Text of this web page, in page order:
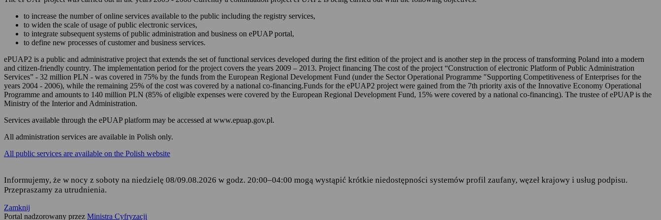
zarządzania Twoim kontem na ePUAP-ie,
korzystania z usług online udostępnionych na ePUAP-ie i w serwisie mObywatel.gov.pl,
składania podań i wniosków za pomocą formularzy elektronicznych udostępnionych na ePUAP-ie,
odbierania korespondencji doręczanej przez podmioty publiczne.
Podstawę przetwarzania danych stanowią:
Rozporządzenie Parlamentu Europejskiego i Rady (UE) 2016/679 z dnia 27 kwietnia 2016 r. w sprawie ochrony osób
fizycznych w związku z przetwarzaniem danych osobowych i w sprawie swobodnego przepływu takich danych oraz
Ustawa z dnia 17 lutego 2005 r. o informatyzacji działalności podmiotów realizujących zadania publiczne
ust. 1 i 2,
Rozporządzenie Ministra Cyfryzacji z dnia 5 października 2016 r. w sprawie zakresu i warunków korzystania z
elektronicznej platformy usług administracji publicznej.
Odbiorcą Twoich danych jest Centralny Ośrodek Informatyki, który w imieniu ministra właściwego do spraw informatyzacji
to increase the number of online services available to the public including the registry services,
to widen the scale of usage of public electronic services,
to integrate subsequent systems of public administration and business on ePUAP portal,
to define new processes of customer and business services.
ePUAP2 is a public and administrative project that extends the set of functional services developed during the first edition of the project and is another step in the process of transforming Poland into a modern
and citizen-friendly country. The implementation period for the project covers the years 2009 – 2013. Project financing The cost of the project “Construction of electronic Platform of Public Administration
Services” - 32 million PLN - was covered in 75% by the funds from the European Regional Development Fund (under the Sector Operational Programme "Supporting Competitiveness of Enterprises for the
years 2004 - 2006), while the remaining 25% of the cost was covered by a national co-financing.Funds for the ePUAP2 project were gained from the 7th priority axis of the Innovative Economy Operational
Programme and amounts to 140 million PLN (85% of eligible expenses were covered by the European Regional Development Fund, 15% were covered by a national co-financing). The trustee of ePUAP is the
Ministry of the Interior and Administration.
Services available through the ePUAP platform may be accessed at www.epuap.gov.pl.
All administration services are available in Polish only.
All public services are available on the Polish website
Informujemy, że w nocy z soboty na niedzielę 08/09.08.2026 w godz. 20:00–04:00 mogą wystąpić krótkie niedostępności systemów profil zaufany, węzeł krajowy i usług podpisu.
Przepraszamy za utrudnienia.
Zamknij
Portal nadzorowany przez Ministra Cyfryzacji